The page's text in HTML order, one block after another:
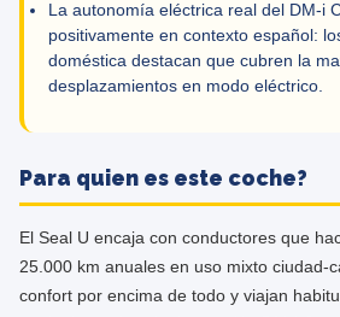
La autonomía eléctrica real del DM-i
positivamente en contexto español:
doméstica destacan que cubren la
desplazamientos en modo eléctrico.
Para quien es este coche?
El Seal U encaja con conductores que
25.000 km anuales en uso mixto ciudad-
confort por encima de todo y viajan